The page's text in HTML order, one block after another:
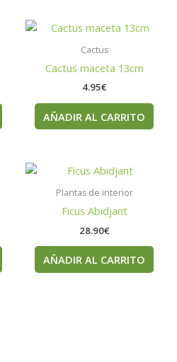
Cactus
Cactus maceta 13cm
4.95€
AÑADIR AL CARRITO
Plantas de interior
Ficus Abidjant
28.90€
AÑADIR AL CARRITO